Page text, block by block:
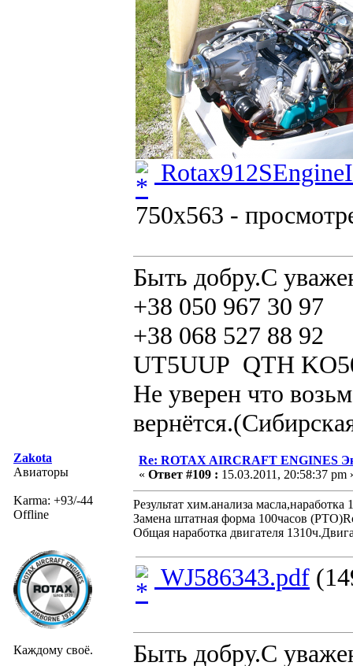
750x563 -
Быть добру.С
+38 050 967 30 97
+38 068 527 88 92
UT5UUP QTH
Не уверен что
Zakota
Авиаторы
Karma: +93/-44
Offline
Каждому своё.
Re: ROTAX AIRCRAFT ENGINES
« Ответ #109 : 15.03.2011, 20:58:37 pm
Результат хим.анализа масла,наработка
Замена штатная форма 100часов
Общая наработка двигателя
WJ586343.pdf
Быть добру.С